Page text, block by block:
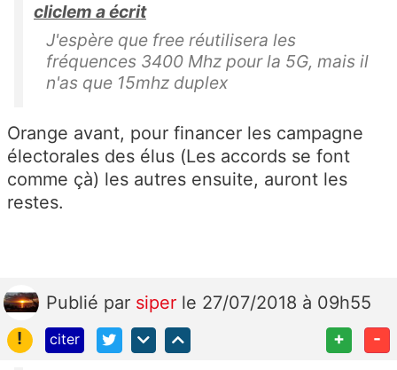
cliclem a écrit
J'espère que free réutilisera les
fréquences 3400 Mhz pour la 5G, mais il
n'as que 15mhz duplex
Orange avant, pour financer les campagne
électorales des élus (Les accords se font
comme çà) les autres ensuite, auront les
restes.
Publié par siper le 27/07/2018 à 09h55
!
citer + -